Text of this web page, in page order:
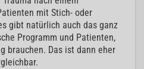
mit Stich- oder
gibt natürlich auch das ganz
Programm und Patienten,
brauchen. Das ist dann eher